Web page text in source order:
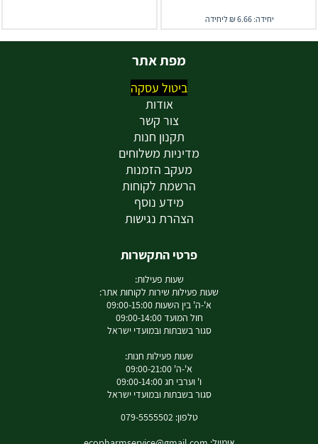
יחידה: 6.66 ₪ ליחידה
מפת אתר
ביטול עסקה
אודות
צור קשר
תקנון חנות
מדיניות משלוחים
מעקב הזמנות
הרשמת לקוחות
מידע נוסף
הצהרת נגישות
פרטי התקשרות
שעות פעילות:
שעות פעילות שירות לקוחות אתר:
א'-ה' בין השעות 09:00-15:00
חול המועד 09:00-14:00
סגור בשבתות ובמועדי ישראל
שעות פעילות חנות:
א'-ה' 09:00-21:00
ו' וערבי חג 09:00-14:00
סגור בשבתות ובמועדי ישראל
טלפון: 079-5555502